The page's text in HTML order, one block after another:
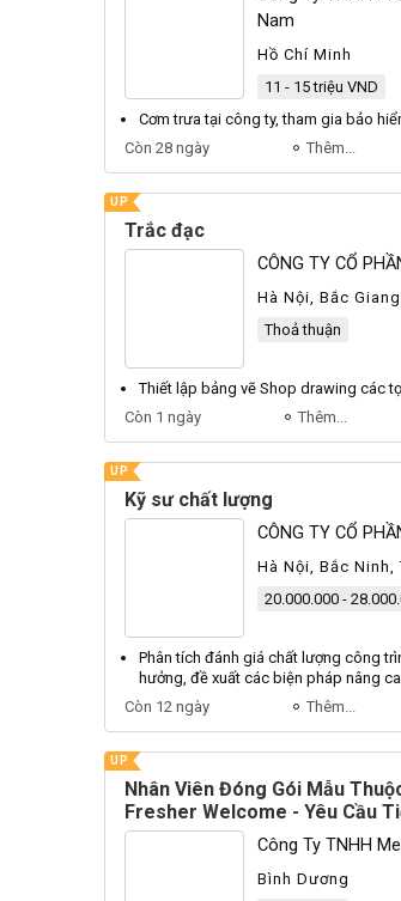
Nam
Hồ Chí Minh
11 - 15 triệu VND
Cơm trưa tại công ty, tham gia bảo
Còn 28 ngày
Thêm...
UP
Trắc đạc
CÔNG TY CỔ
Hà Nội, Bắc
Thoả thuận
Thiết lập bảng vẽ Shop drawing các
Còn 1 ngày
Thêm...
UP
Kỹ sư chất lượng
CÔNG TY CỔ
Hà Nội, Bắc Ninh,
20.000.000 -
Phân tích đánh giá chất lượng công
hưởng, đề xuất các biện pháp nâng
Còn 12 ngày
Thêm...
UP
Nhân Viên Đóng Gói Mẫu
Fresher Welcome - Yêu Cầu
Công Ty TNHH
Bình Dương